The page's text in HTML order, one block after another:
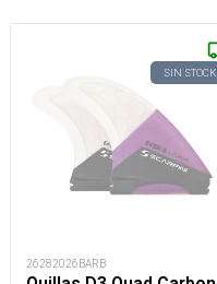
SIN STOCK
26282026BARB